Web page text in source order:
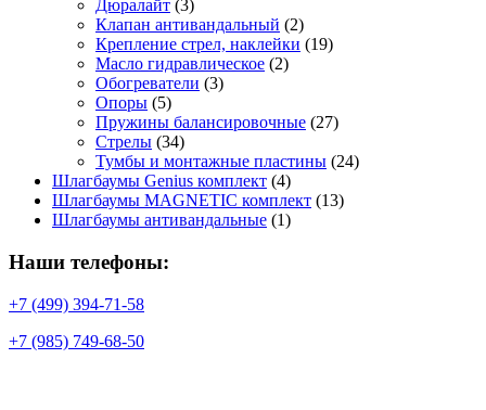
Дюралайт (3)
Клапан антивандальный (2)
Крепление стрел, наклейки (19)
Масло гидравлическое (2)
Обогреватели (3)
Опоры (5)
Пружины балансировочные (27)
Стрелы (34)
Тумбы и монтажные пластины (24)
Шлагбаумы Genius комплект (4)
Шлагбаумы MAGNETIC комплект (13)
Шлагбаумы антивандальные (1)
Наши телефоны:
+7 (499) 394-71-58
+7 (985) 749-68-50